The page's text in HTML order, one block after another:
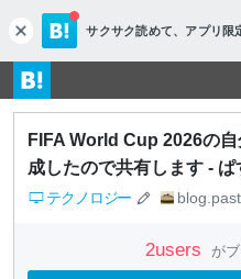
c
l
o
s
e
サクサク読めて、 アプリ限
FIFA World Cup 2026の
成したので共有します -
テクノロジー
2users が